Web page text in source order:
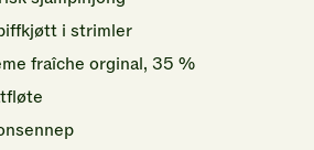
i strimler
fraîche orginal, 35 %